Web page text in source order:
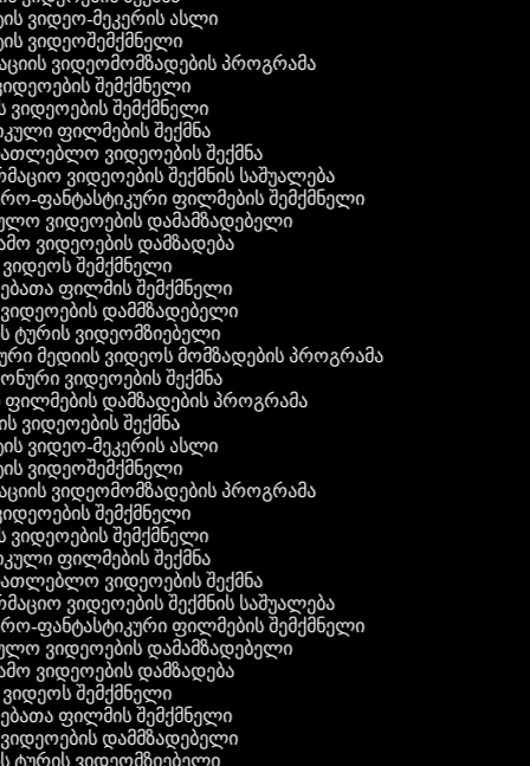
ვიდეო-მეკერის ასლი
ვიდეოშემქმნელი
ვიდეომომზადების პროგრამა
შემქმნელი
ვიდეოების შემქმნელი
ფილმების შექმნა
ვიდეოების შექმნა
ვიდეოების შექმნის საშუალება
ფანტასტიკური ფილმების შემქმნელი
ვიდეოების დამამზადებელი
ვიდეოების დამზადება
ვიდეოს შემქმნელი
ფილმის შემქმნელი
ვიდეოების დამმზადებელი
ტურის ვიდეომზიებელი
მედიის ვიდეოს მომზადების პროგრამა
ვიდეოების შექმნა
ფილმების დამზადების პროგრამა
ვიდეოების შექმნა
ვიდეო-მეკერის ასლი
ვიდეოშემქმნელი
ვიდეომომზადების პროგრამა
შემქმნელი
ვიდეოების შემქმნელი
ფილმების შექმნა
ვიდეოების შექმნა
ვიდეოების შექმნის საშუალება
ფანტასტიკური ფილმების შემქმნელი
ვიდეოების დამამზადებელი
ვიდეოების დამზადება
ვიდეოს შემქმნელი
ფილმის შემქმნელი
ვიდეოების დამმზადებელი
ტურის ვიდეომზიებელი